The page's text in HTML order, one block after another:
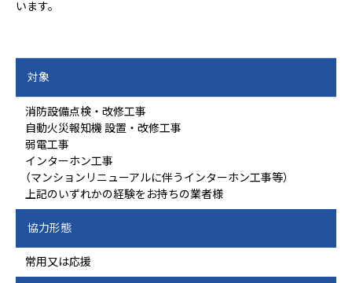
います。
対象
消防設備点検・改修工事
自動火災報知機 設置・改修工事
弱電工事
インターホン工事
（マンションリニューアルに伴うインターホン工事等）
上記のいずれかの経験をお持ちの業者様
協力形態
常用又は応援